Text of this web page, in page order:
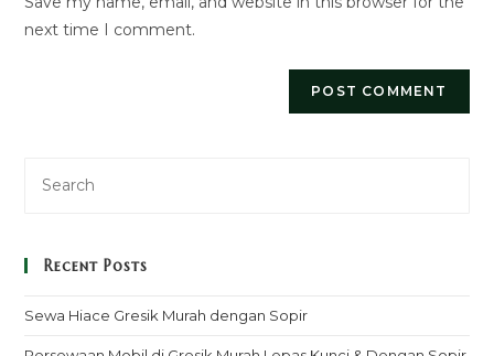
(optional)
next time I comment.
Recent Posts
Sewa Hiace Gresik Murah dengan Sopir